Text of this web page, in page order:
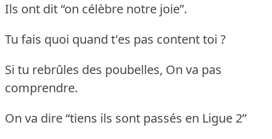
Ils ont dit “on célèbre notre joie”.
Tu fais quoi quand t'es pas content toi ?
Si tu rebrûles des poubelles, On va pas
comprendre.
On va dire “tiens ils sont passés en Ligue 2”